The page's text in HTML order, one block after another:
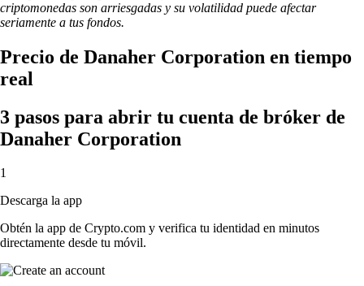
criptomonedas son arriesgadas y su volatilidad puede afectar
seriamente a tus fondos.
Precio de Danaher Corporation en tiempo
real
3 pasos para abrir tu cuenta de bróker de
Danaher Corporation
1
Descarga la app
Obtén la app de Crypto.com y verifica tu identidad en minutos
directamente desde tu móvil.